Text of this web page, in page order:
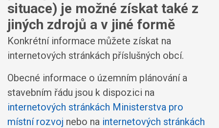
situace) je možné získat také z
jiných zdrojů a v jiné formě
Konkrétní informace můžete získat na
internetových stránkách příslušných obcí.
Obecné informace o územním plánování a
stavebním řádu jsou k dispozici na
internetových stránkách Ministerstva pro
místní rozvoj nebo na internetových stránkách